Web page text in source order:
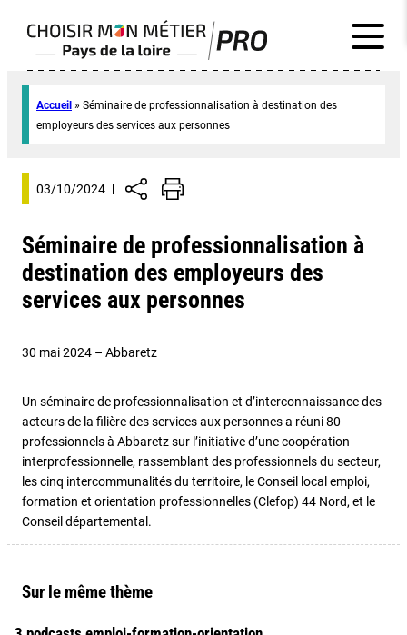
Accueil » Séminaire de professionnalisation à destination des
employeurs des services aux personnes
03/10/2024
Séminaire de professionnalisation à
destination des employeurs des
services aux personnes
30 mai 2024 – Abbaretz
Un séminaire de professionnalisation et d’interconnaissance des
acteurs de la filière des services aux personnes a réuni 80
professionnels à Abbaretz sur l’initiative d’une coopération
interprofessionnelle, rassemblant des professionnels du secteur,
les cinq intercommunalités du territoire, le Conseil local emploi,
formation et orientation professionnelles (Clefop) 44 Nord, et le
Conseil départemental.
Sur le même thème